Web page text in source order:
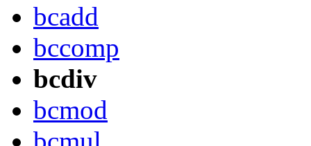
bcadd
bccomp
bcdiv
bcmod